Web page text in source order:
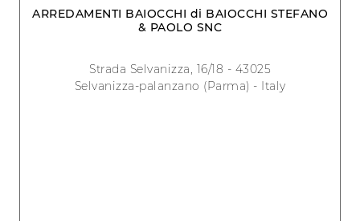
ARREDAMENTI BAIOCCHI di BAIOCCHI STEFANO
& PAOLO SNC
Strada Selvanizza, 16/18 - 43025
Selvanizza-palanzano (Parma) - Italy